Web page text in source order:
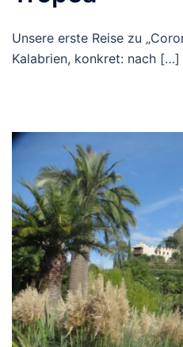
Unsere erste Reise zu
Kalabrien, konkret: nach […]